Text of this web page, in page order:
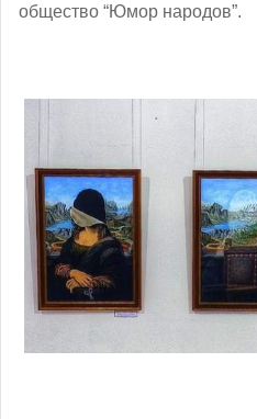
общество “Юмор народов”.